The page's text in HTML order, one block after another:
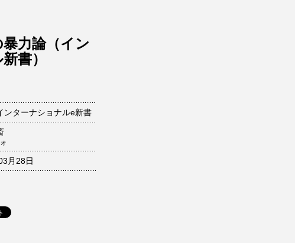
力論（イン
書）
ンターナショナルe新書
月28日